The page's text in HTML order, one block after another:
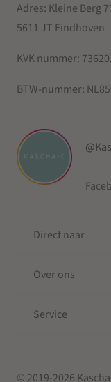
Adres: Kleine Berg
5611 JT Eindhoven
KVK nummer:
BTW-nummer:
Direct naar
Over ons
Service
© 2019-2026